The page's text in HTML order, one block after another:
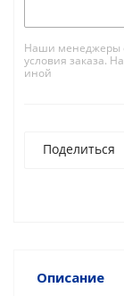
Наши менеджеры
условия заказа.
иной
Поделиться
Описание